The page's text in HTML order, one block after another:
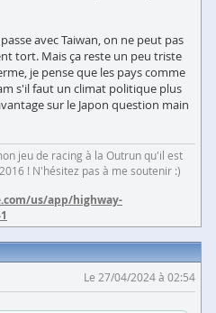
avec Taiwan, on ne peut pas
tort. Mais ça reste un peu triste
je pense que les pays comme
s'il faut un climat politique plus
sur le Japon question main
jeu de racing à la Outrun qu'il est
! N'hésitez pas à me soutenir :)
us/app/highway-
Le 27/04/2024 à 02:54